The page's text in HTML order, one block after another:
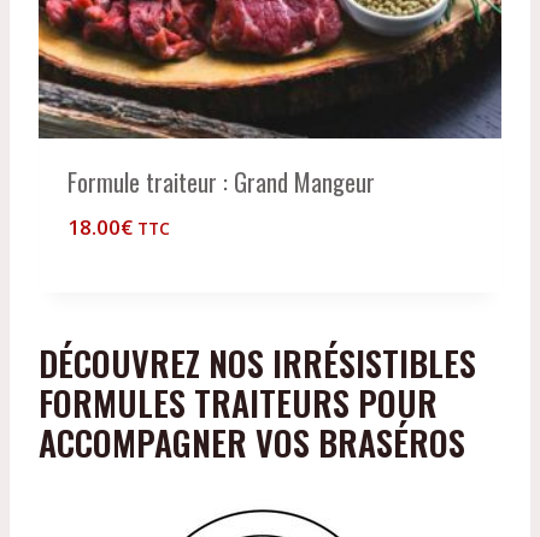
Formule traiteur : Grand Mangeur
18.00€ TTC
DÉCOUVREZ NOS IRRÉSISTIBLES
FORMULES TRAITEURS POUR
ACCOMPAGNER VOS BRASÉROS